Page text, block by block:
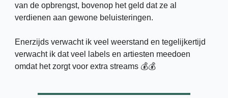
van de opbrengst, bovenop het geld dat ze al
verdienen aan gewone beluisteringen.
Enerzijds verwacht ik veel weerstand en tegelijkertijd
verwacht ik dat veel labels en artiesten meedoen
omdat het zorgt voor extra streams 💰💰